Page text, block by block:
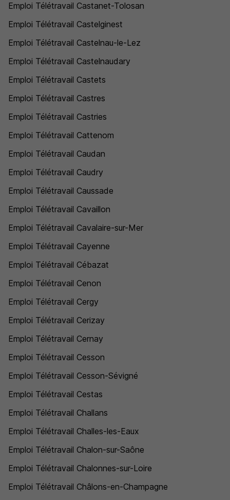
Emploi Télétravail Castanet-Tolosan
Emploi Télétravail Castelginest
Emploi Télétravail Castelnau-le-Lez
Emploi Télétravail Castelnaudary
Emploi Télétravail Castets
Emploi Télétravail Castres
Emploi Télétravail Castries
Emploi Télétravail Cattenom
Emploi Télétravail Caudan
Emploi Télétravail Caudry
Emploi Télétravail Caussade
Emploi Télétravail Cavaillon
Emploi Télétravail Cavalaire-sur-Mer
Emploi Télétravail Cayenne
Emploi Télétravail Cébazat
Emploi Télétravail Cenon
Emploi Télétravail Cergy
Emploi Télétravail Cerizay
Emploi Télétravail Cernay
Emploi Télétravail Cesson
Emploi Télétravail Cesson-Sévigné
Emploi Télétravail Cestas
Emploi Télétravail Challans
Emploi Télétravail Challes-les-Eaux
Emploi Télétravail Chalon-sur-Saône
Emploi Télétravail Chalonnes-sur-Loire
Emploi Télétravail Châlons-en-Champagne